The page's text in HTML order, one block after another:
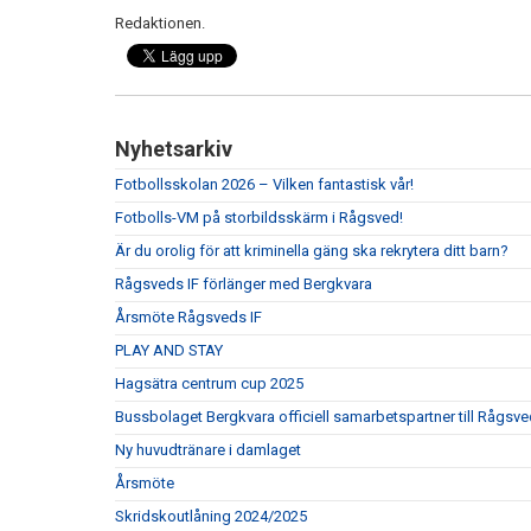
Redaktionen.
Nyhetsarkiv
Fotbollsskolan 2026 – Vilken fantastisk vår!
Fotbolls-VM på storbildsskärm i Rågsved!
Är du orolig för att kriminella gäng ska rekrytera ditt barn?
Rågsveds IF förlänger med Bergkvara
Årsmöte Rågsveds IF
PLAY AND STAY
Hagsätra centrum cup 2025
Bussbolaget Bergkvara officiell samarbetspartner till
Ny huvudtränare i damlaget
Årsmöte
Skridskoutlåning 2024/2025